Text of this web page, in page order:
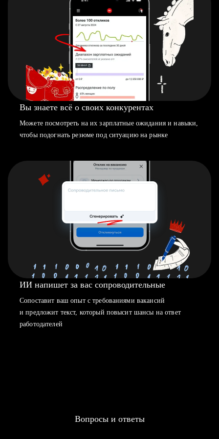
Вы знаете всё о своих конкурентах
Можете посмотреть на их зарплатные ожидания и навыки,
чтобы подогнать резюме под ситуацию на рынке
ИИ напишет за вас сопроводительные
Сопоставит ваш опыт с требованиями вакансий
и предложит текст, который повысит шансы на ответ
работодателей
Вопросы и ответы